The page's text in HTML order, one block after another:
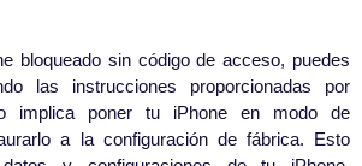
bloqueado sin código de acceso, puedes
las instrucciones proporcionadas por
implica poner tu iPhone en modo de
a la configuración de fábrica. Esto